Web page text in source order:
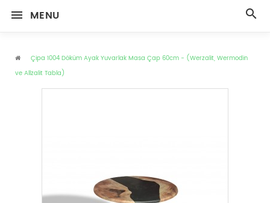
MENU
Çipa 1004 Döküm Ayak Yuvarlak Masa Çap 60cm - (Werzalit, Wermodin
ve Allzalit Tabla)